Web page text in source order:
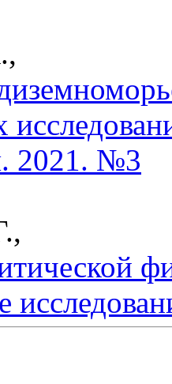
2021. №3